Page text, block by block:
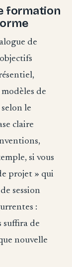
formation
de
de
le
claire
si vous
projet » qui
session
:
suffira de
nouvelle